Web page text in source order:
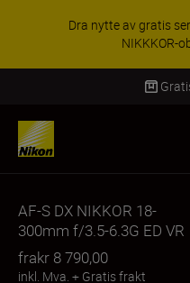
Dra nytte av gratis
NIKKKOR-
AF-S DX NIKKOR 18-
300mm f/3.5-6.3G ED VR
frakr 8 790,00
inkl. Mva. + Gratis frakt